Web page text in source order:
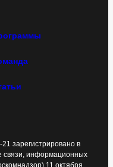
зарегистрировано в
связи, информационных
11 октября